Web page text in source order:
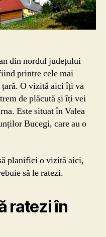
din nordul județului
printre cele mai
O vizită aici îți va
de plăcută și îți vei
Este situat în Valea
Bucegi, care au o
planifici o vizită aici,
să le ratezi.
ratezi în